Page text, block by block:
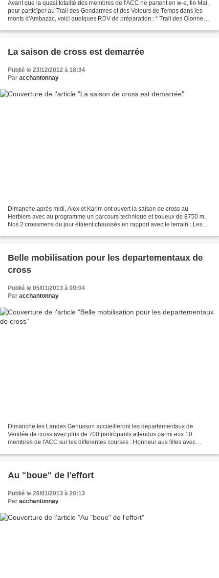
Avant que la quasi totalité des membres de l'ACC ne partent en w-e, fin Mai,
pour particîper au Trail des Gendarmes et des Voleurs de Temps dans les
monts d'Ambazac, voici quelques RDV de préparation : * Trail des Olonnes
La saison de cross est demarrée
Publié le 23/12/2012 à 18:34
Par acchantonnay
Dimanche après midi, Alex et Karim ont ouvert la saison de cross au
Herbiers avec au programme un parcours technique et boueux de 8750 m.
Nos 2 crossmens du jour étaient chaussés en rapport avec le terrain : Les
Belle mobilisation pour les departementaux de
cross
Publié le 05/01/2013 à 09:04
Par acchantonnay
Dimanche les Landes Genusson accueilleront les departementaux de
Vendée de cross avec plus de 700 participants attendus parmi eux 10
membres de l'ACC sur les differentes courses : Honneur aus filles avec
Au "boue" de l'effort
Publié le 28/01/2013 à 20:13
Par acchantonnay